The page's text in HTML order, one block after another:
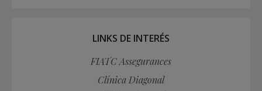
LINKS DE INTERÉS
FIATC Assegurances
Clínica Diagonal